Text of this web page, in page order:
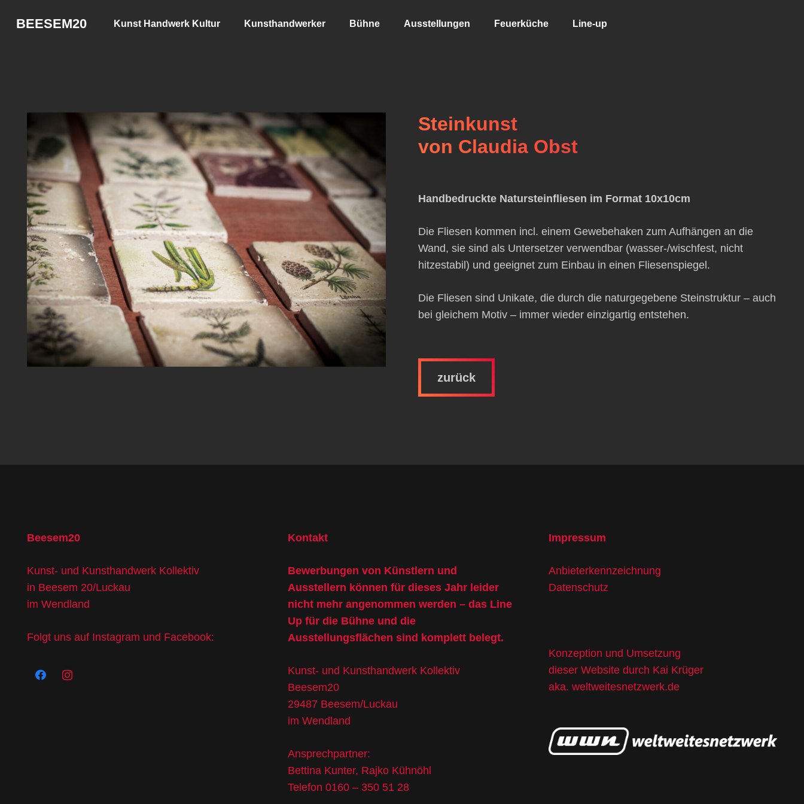
BEESEM20 Kunst Handwerk Kultur Kunsthandwerker Bühne Ausstellungen Feuerküche Line-up
Steinkunst
von Claudia Obst
Handbedruckte Natursteinfliesen im Format 10x10cm
Die Fliesen kommen incl. einem Gewebehaken zum Aufhängen an die
Wand, sie sind als Untersetzer verwendbar (wasser-/wischfest, nicht
hitzestabil) und geeignet zum Einbau in einen Fliesenspiegel.
Die Fliesen sind Unikate, die durch die naturgegebene Steinstruktur – auch
bei gleichem Motiv – immer wieder einzigartig entstehen.
zurück
Beesem20
Kunst- und Kunsthandwerk Kollektiv
in Beesem 20/Luckau
im Wendland
Folgt uns auf Instagram und Facebook:
Kontakt
Bewerbungen von Künstlern und
Ausstellern können für dieses Jahr leider
nicht mehr angenommen werden – das Line
Up für die Bühne und die
Ausstellungsflächen sind komplett belegt.
Kunst- und Kunsthandwerk Kollektiv
Beesem20
29487 Beesem/Luckau
im Wendland
Ansprechpartner:
Bettina Kunter, Rajko Kühnöhl
Telefon 0160 – 350 51 28
Impressum
Anbieterkennzeichnung
Datenschutz
Konzeption und Umsetzung
dieser Website durch Kai Krüger
aka. weltweitesnetzwerk.de